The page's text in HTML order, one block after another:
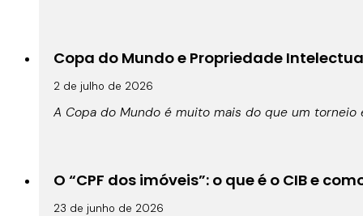
Copa do Mundo e Propriedade
2 de julho de 2026
A Copa do Mundo é muito mais do que um
O “CPF dos imóveis”: o que é o CIB e
23 de junho de 2026